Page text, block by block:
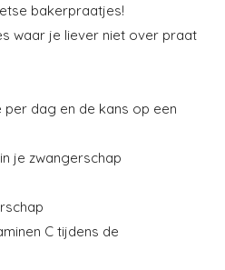
bakerpraatjes!
waar je liever niet over praat
dag en de kans op een
je zwangerschap
C tijdens de